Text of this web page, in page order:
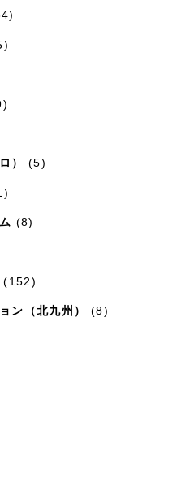
） (5)
(8)
(152)
ン（北九州） (8)